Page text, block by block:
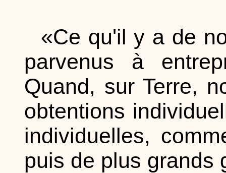
«Ce qu'il y a de
parvenus à
Quand, sur Terre,
obtentions
individuelles,
puis de plus grands